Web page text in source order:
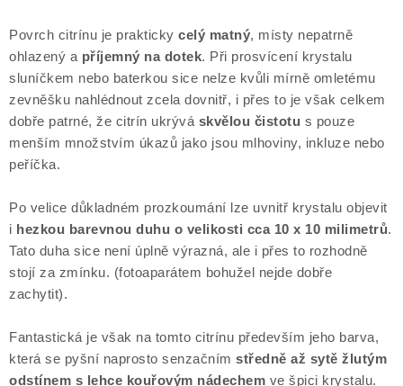
Povrch citrínu je prakticky celý matný, místy nepatrně
ohlazený a příjemný na dotek. Při prosvícení krystalu
sluníčkem nebo baterkou sice nelze kvůli mírně omletému
zevněšku nahlédnout zcela dovnitř, i přes to je však celkem
dobře patrné, že citrín ukrývá skvělou čistotu s pouze
menším množstvím úkazů jako jsou mlhoviny, inkluze nebo
peříčka.
Po velice důkladném prozkoumání lze uvnitř krystalu objevit
i hezkou barevnou duhu o velikosti cca 10 x 10 milimetrů.
Tato duha sice není úplně výrazná, ale i přes to rozhodně
stojí za zmínku. (fotoaparátem bohužel nejde dobře
zachytit).
Fantastická je však na tomto citrínu především jeho barva,
která se pyšní naprosto senzačním středně až sytě žlutým
odstínem s lehce kouřovým nádechem ve špici krystalu.